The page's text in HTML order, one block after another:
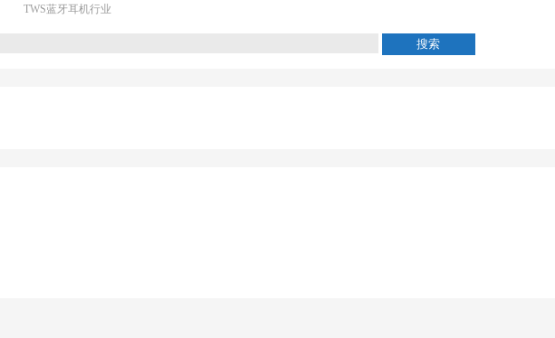
TWS蓝牙耳机行业